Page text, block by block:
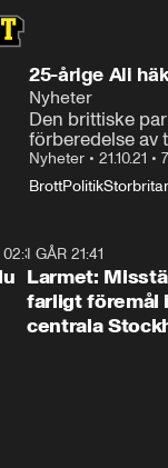
25-årige Ali
Nyheter
Den brittiske
förberedelse av
Nyheter • 21.10.21 •
BrottPolitik
1:06
02:30I GÅR 21:41
Larmet:
farligt föremål i
centrala